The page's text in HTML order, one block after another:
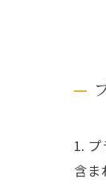
1.
含ま